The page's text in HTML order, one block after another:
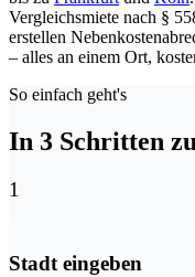
Vergleichsmiete nach §
erstellen
– alles an einem Ort,
So einfach geht's
In 3 Schritten
1
Stadt eingeben